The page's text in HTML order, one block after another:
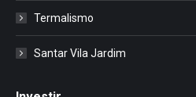
Termalismo
Santar Vila Jardim